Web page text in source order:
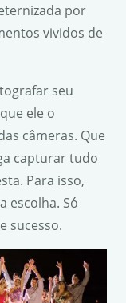
por
vividos de
seu
ele o
câmeras. Que
capturar tudo
Para isso,
escolha. Só
sucesso.